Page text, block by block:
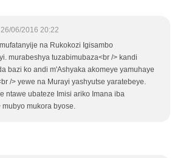
26/06/2016 20:22
na Rukokozi Igisambo
murabeshya tuzabimubaza<br /> kandi
bazi ko andi m'Ashyaka akomeye yamuhaye
/> yewe na Murayi yashyutse yaratebeye.
ntawe ubateze Imisi ariko Imana iba
mubyo mukora byose.